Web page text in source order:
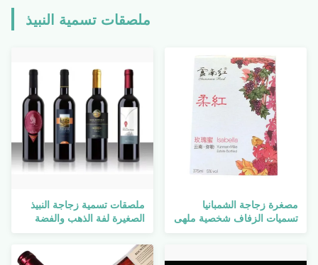
ملصقات تسمية النبيذ
مصغرة زجاجة الشمبانيا
تسميات الزفاف شخصية ملهى
ملصقات تسمية زجاجة النبيذ
الصغيرة لفة الذهب والفضة
البنفسجية